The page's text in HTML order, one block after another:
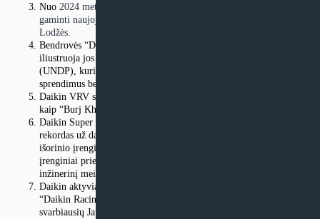
Nuo 2024 metų liepos
gaminti naujojoje šilumos siurblių gamykloje Lenkijoje, netoli
Lodžės.
Bendrovės “Daikin” įsipareigojimą socialinei atsakomybei
iliustruoja jos partnerystė su Jungtinių Tautų vystymo programa
(UNDP), kuria siekiama kurti energiją taupančius ŠVOK
sprendimus besivystančiose šalyse.
Daikin VRV sistemos naudojamos tokiuose garsiuose pastatuose
kaip “Burj Khalifa” Dubajuje, aukščiausiame pasaulio pastate.
Daikin Super Multi NX sistemai priklauso Gineso pasaulio
rekordas už daugiausiai vidinių įrenginių, prijungtų prie vieno
išorinio įrenginio. 2016 m. sėkmingai prijungti 1088 vidaus
įrenginiai prie vieno lauko bloko, taip pademonstruojant “Daikin”
inžinerinį meistriškumą.
Daikin aktyviai dalyvauja automobilių sporto pasaulyje. Ji yra
“Daikin Racing” komandos “Super GT” serijoje, viename
svarbiausių Japonijos automobilių sporto čempionatų, titulinė